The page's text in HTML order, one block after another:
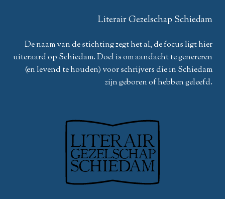
Literair Gezelschap Schiedam
De naam van de stichting zegt het al, de focus ligt hier
uiteraard op Schiedam. Doel is om aandacht te genereren
(en levend te houden) voor schrijvers die in Schiedam
zijn geboren of hebben geleefd.